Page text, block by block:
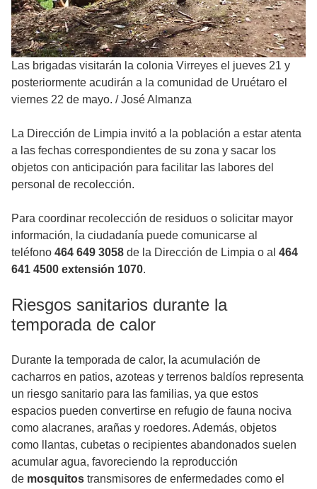
Las brigadas visitarán la colonia Virreyes el jueves 21 y
posteriormente acudirán a la comunidad de Uruétaro el
viernes 22 de mayo. /José Almanza
La Dirección de Limpia invitó a la población a estar atenta
a las fechas correspondientes de su zona y sacar los
objetos con anticipación para facilitar las labores del
personal de recolección.
Para coordinar recolección de residuos o solicitar mayor
información, la ciudadanía puede comunicarse al
teléfono 464 649 3058 de la Dirección de Limpia o al 464
641 4500 extensión 1070.
Riesgos sanitarios durante la
temporada de calor
Durante la temporada de calor, la acumulación de
cacharros en patios, azoteas y terrenos baldíos representa
un riesgo sanitario para las familias, ya que estos
espacios pueden convertirse en refugio de fauna nociva
como alacranes, arañas y roedores. Además, objetos
como llantas, cubetas o recipientes abandonados suelen
acumular agua, favoreciendo la reproducción
de mosquitos transmisores de enfermedades como el